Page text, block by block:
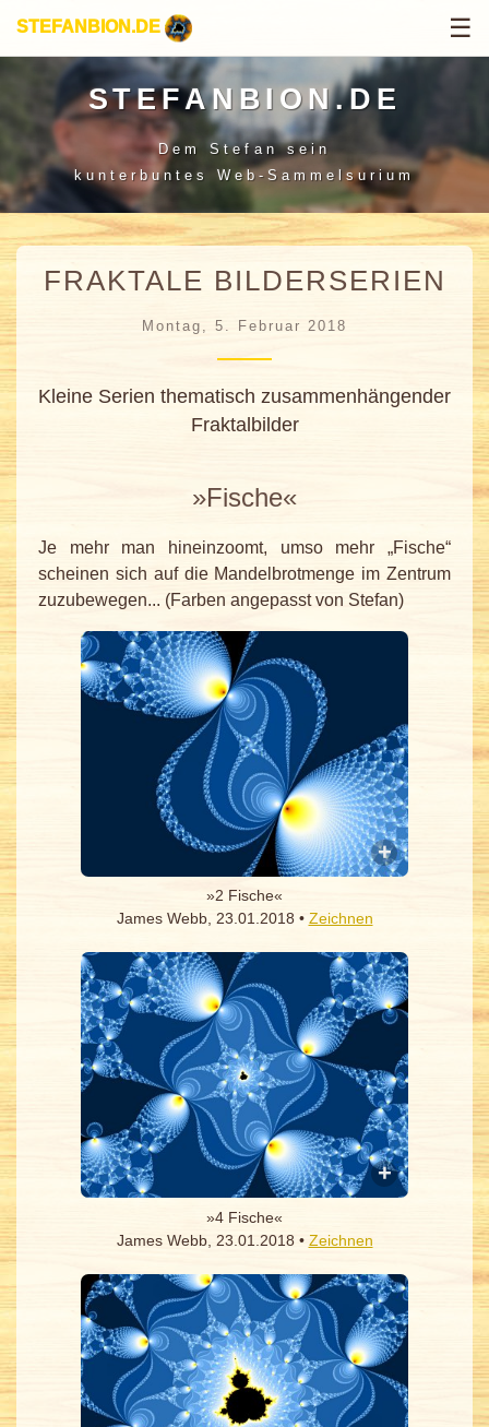
STEFANBION.DE ☰
STEFANBION.DE
Dem Stefan sein
kunterbuntes Web-Sammelsurium
FRAKTALE BILDERSERIEN
Montag, 5. Februar 2018
Kleine Serien thematisch zusammenhängender
Fraktalbilder
»Fische«
Je mehr man hineinzoomt, umso mehr „Fische“
scheinen sich auf die Mandelbrotmenge im Zentrum
zuzubewegen... (Farben angepasst von Stefan)
»2 Fische«
James Webb, 23.01.2018 • Zeichnen
»4 Fische«
James Webb, 23.01.2018 • Zeichnen